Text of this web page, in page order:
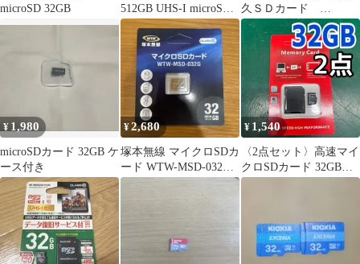
microSD 32GB
512GB UHS-I microSD
アダプター付
久ＳＤカード
MicroSDHC 32GB
Class10
¥ 1,980
microSDカード 32GB ケ
ース付き
¥2,680
塚本無線 マイクロSDカ
ード WTW-MSD-032G
32GB
¥ 1,540
〈2点セット〉高速マイ
クロSDカード 32GB
UHS-I U3 class10 アダ